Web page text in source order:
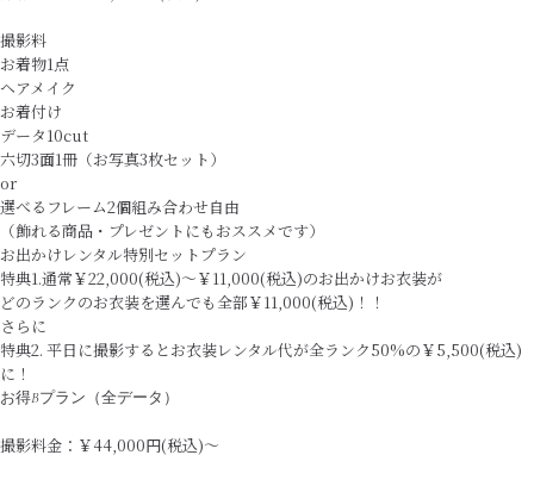
撮影料
お着物1点
ヘアメイク
お着付け
データ10cut
六切3面1冊（お写真3枚セット）
or
選べるフレーム2個組み合わせ自由
（飾れる商品・プレゼントにもおススメです）
お出かけレンタル特別セットプラン
特典1.通常￥22,000(税込)～￥11,000(税込)のお出かけお衣装が
どのランクのお衣装を選んでも全部￥11,000(税込)！！
さらに
特典2. 平日に撮影するとお衣装レンタル代が全ランク50%の￥5,500(税込)
に！
お得Bプラン（全データ）
撮影料金：￥44,000円(税込)〜